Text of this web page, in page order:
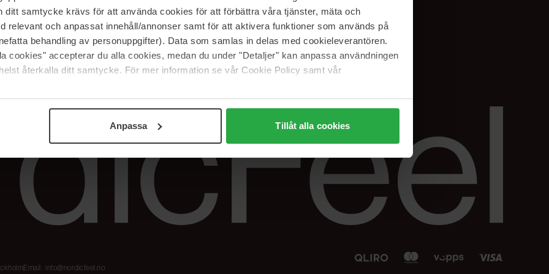
ditt samtycke krävs för att använda cookies för att förbättra våra tjänster, mäta och
relevant och anpassat innehåll/annonser samt för att aktivera funktioner som används på
behandling av personuppgifter). Data som samlas in delas med cookieleverantören.
cookies" accepterar du alla cookies, medan du under "Detaljer" kan anpassa användningen
återkalla ditt samtycke. För mer information se vår Cookie Policy samt vår
Anpassa Tillåt alla cookies
The Beauty Edit
Jobb hos oss
Samarbeidspartner
Spor bestillingen min
Retur og reklamasjon
Blush har blitt
Nordicfeel
Instagram
Linkedin
Email: info@nordicfeel.no